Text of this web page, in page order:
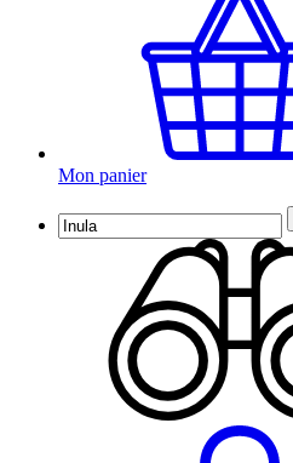
Mon panier